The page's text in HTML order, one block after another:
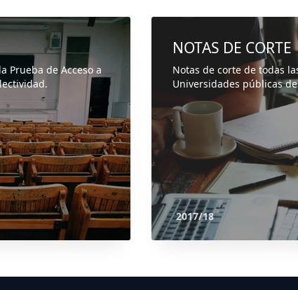
Prueba de Acceso a
NOTAS DE CORTE
Notas de corte de todas
Universidades públicas
2017/18